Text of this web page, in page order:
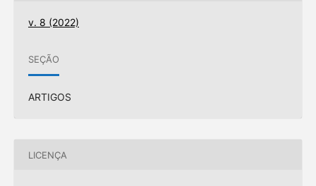
v. 8 (2022)
SEÇÃO
ARTIGOS
LICENÇA